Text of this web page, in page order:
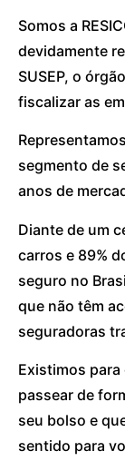
Somos a
devidamente
SUSEP, o
fiscalizar as
segmento de
anos de
Diante de um
carros e 89%
seguro no
que não têm
seguradoras
Existimos
passear de
seu bolso e
sentido para